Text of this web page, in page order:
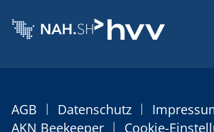
AGB | Datenschutz |
AKN Beekeeper | Cookie-